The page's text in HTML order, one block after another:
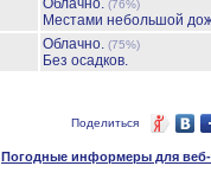
Облачно. (76%)
Местами небольшой
Облачно. (75%)
Без осадков.
Поделиться
Погодные информеры для веб-